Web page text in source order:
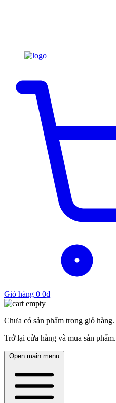
Giỏ hàng 0 0₫
Chưa có sản phẩm trong giỏ hàng.
Trở lại cửa hàng và mua sản phẩm.
Open main menu